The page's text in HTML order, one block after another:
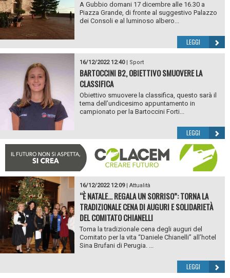
A Gubbio domani 17 dicembre alle 16.30 a
Piazza Grande, di fronte al suggestivo Palazzo
dei Consoli e al luminoso albero...
LEGGI
16/12/2022 12:40| Sport
BARTOCCINI B2, OBIETTIVO SMUOVERE LA
CLASSIFICA
Obiettivo smuovere la classifica, questo sarà il
tema dell’undicesimo appuntamento in
campionato per la Bartoccini Forti...
LEGGI
16/12/2022 12:09| Attualità
“È NATALE… REGALA UN SORRISO”: TORNA LA
TRADIZIONALE CENA DI AUGURI E SOLIDARIETÀ
DEL COMITATO CHIANELLI
Torna la tradizionale cena degli auguri del
Comitato per la vita “Daniele Chianelli” all’hotel
Sina Brufani di Perugia. ...
LEGGI